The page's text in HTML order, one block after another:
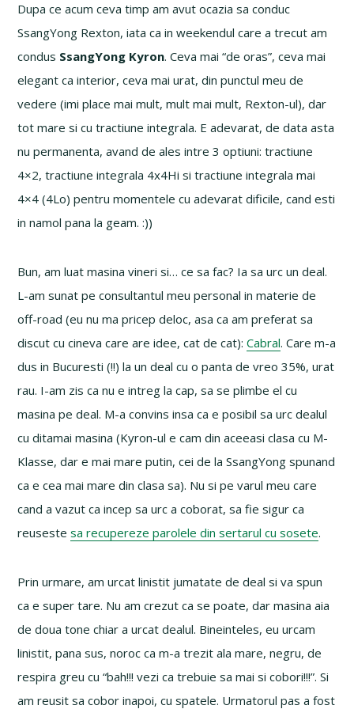
Dupa ce acum ceva timp am avut ocazia sa conduc
SsangYong Rexton, iata ca in weekendul care a trecut am
condus SsangYong Kyron. Ceva mai “de oras”, ceva mai
elegant ca interior, ceva mai urat, din punctul meu de
vedere (imi place mai mult, mult mai mult, Rexton-ul), dar
tot mare si cu tractiune integrala. E adevarat, de data asta
nu permanenta, avand de ales intre 3 optiuni: tractiune
4×2, tractiune integrala 4x4Hi si tractiune integrala mai
4×4 (4Lo) pentru momentele cu adevarat dificile, cand esti
in namol pana la geam. :))
Bun, am luat masina vineri si… ce sa fac? Ia sa urc un deal.
L-am sunat pe consultantul meu personal in materie de
off-road (eu nu ma pricep deloc, asa ca am preferat sa
discut cu cineva care are idee, cat de cat):Cabral. Care m-a
dus in Bucuresti (!!) la un deal cu o panta de vreo 35%, urat
rau. I-am zis ca nu e intreg la cap, sa se plimbe el cu
masina pe deal. M-a convins insa ca e posibil sa urc dealul
cu ditamai masina (Kyron-ul e cam din aceeasi clasa cu M-
Klasse, dar e mai mare putin, cei de la SsangYong spunand
ca e cea mai mare din clasa sa). Nu si pe varul meu care
cand a vazut ca incep sa urc a coborat, sa fie sigur ca
reusestesa recupereze parolele din sertarul cu sosete.
Prin urmare, am urcat linistit jumatate de deal si va spun
ca e super tare. Nu am crezut ca se poate, dar masina aia
de doua tone chiar a urcat dealul. Bineinteles, eu urcam
linistit, pana sus, noroc ca m-a trezit ala mare, negru, de
respira greu cu “bah!!! vezi ca trebuie sa mai si cobori!!!”. Si
am reusit sa cobor inapoi, cu spatele. Urmatorul pas a fost